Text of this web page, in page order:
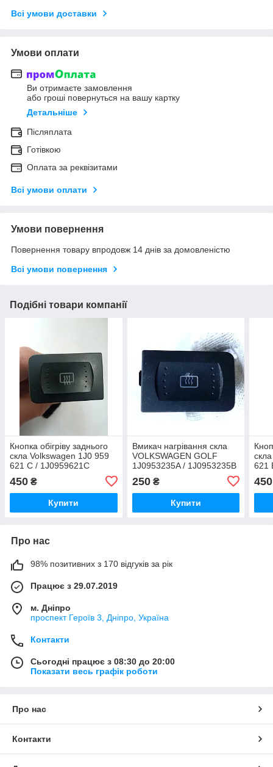
Всі умови доставки
Умови оплати
Ви отримаєте замовлення
або гроші повернуться на вашу картку
Детальніше
Післяплата
Готівкою
Оплата за реквізитами
Всі умови оплати
Умови повернення
Повернення товару впродовж 14 днів за домовленістю
Всі умови повернення
Подібні товари компанії
Кнопка обігріву заднього
скла Volkswagen 1J0 959
621 C / 1J0959621С
450 ₴
Купити
Вмикач нагрівання скла
VOLKSWAGEN GOLF
1J0953235A / 1J0953235B
1J0959621B
250₴
Купити
621
450
Про нас
98% позитивних з 170 відгуків за рік
Працює з 29.07.2019
м. Дніпро
проспект Героїв 3, Дніпро, Україна
Контакти
Сьогодні працює з 08:30 до 20:00
Показати весь графік роботи
Про нас
Контакти